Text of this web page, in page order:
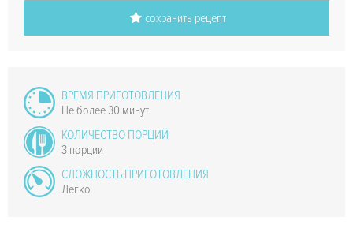
сохранить рецепт
ВРЕМЯ ПРИГОТОВЛЕНИЯ
Не более 30 минут
КОЛИЧЕСТВО ПОРЦИЙ
3 порции
СЛОЖНОСТЬ ПРИГОТОВЛЕНИЯ
Легко